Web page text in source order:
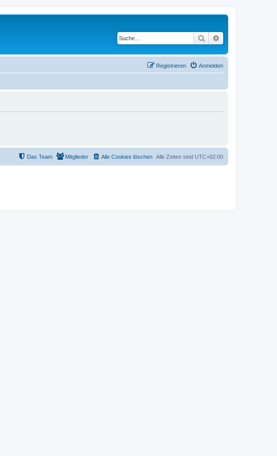
Suche
Anmelden
Registrieren
Alle Zeiten sind UTC+02:00
Alle Cookies löschen
Mitglieder
Das Team